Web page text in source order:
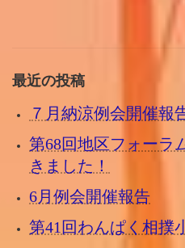
最近の投稿
７月納涼例会開催報
第68回地区フォーラ
きました！
6月例会開催報告
第41回わんぱく相撲